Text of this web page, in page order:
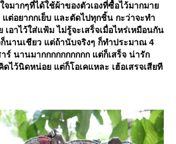
จมากๆที่ได้ใช้ผ้าของตัวเองที่ซื้อไว้มากมา
แต่อยากกเย็บ และตัดไปทุกชิ้น กะว่าจะทำ
อาไว้ใส่แฟ้ม ไม่รู้จะเสร็จเมื่อไหร่เหมือนกัน
ก็นานเชียว แต่ถ้านับจริงๆ ก็ทำประมาณ 4
าร์ นานมากกกกกกกกกก แต่ก็เสร็จ น่ารัก
ไว้นิดหน่อย แต่ก็โอเคแหละ เฮ้อเสรจเสียที